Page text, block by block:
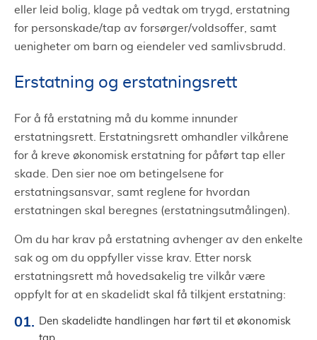
eller leid bolig, klage på vedtak om trygd, erstatning
for personskade/tap av forsørger/voldsoffer, samt
uenigheter om barn og eiendeler ved samlivsbrudd.
Erstatning og erstatningsrett
For å få erstatning må du komme innunder
erstatningsrett. Erstatningsrett omhandler vilkårene
for å kreve økonomisk erstatning for påført tap eller
skade. Den sier noe om betingelsene for
erstatningsansvar, samt reglene for hvordan
erstatningen skal beregnes (erstatningsutmålingen).
Om du har krav på erstatning avhenger av den enkelte
sak og om du oppfyller visse krav. Etter norsk
erstatningsrett må hovedsakelig tre vilkår være
oppfylt for at en skadelidt skal få tilkjent erstatning:
Den skadelidte handlingen har ført til et økonomisk